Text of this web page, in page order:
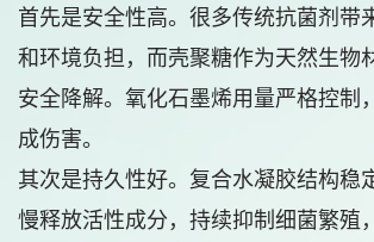
首先是安全性高。很多传统抗菌剂带
和环境负担，而壳聚糖作为天然生物
安全降解。氧化石墨烯用量严格控制
成伤害。
其次是持久性好。复合水凝胶结构稳
慢释放活性成分，持续抑制细菌繁殖